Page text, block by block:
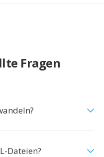
Fragen
Dateien?